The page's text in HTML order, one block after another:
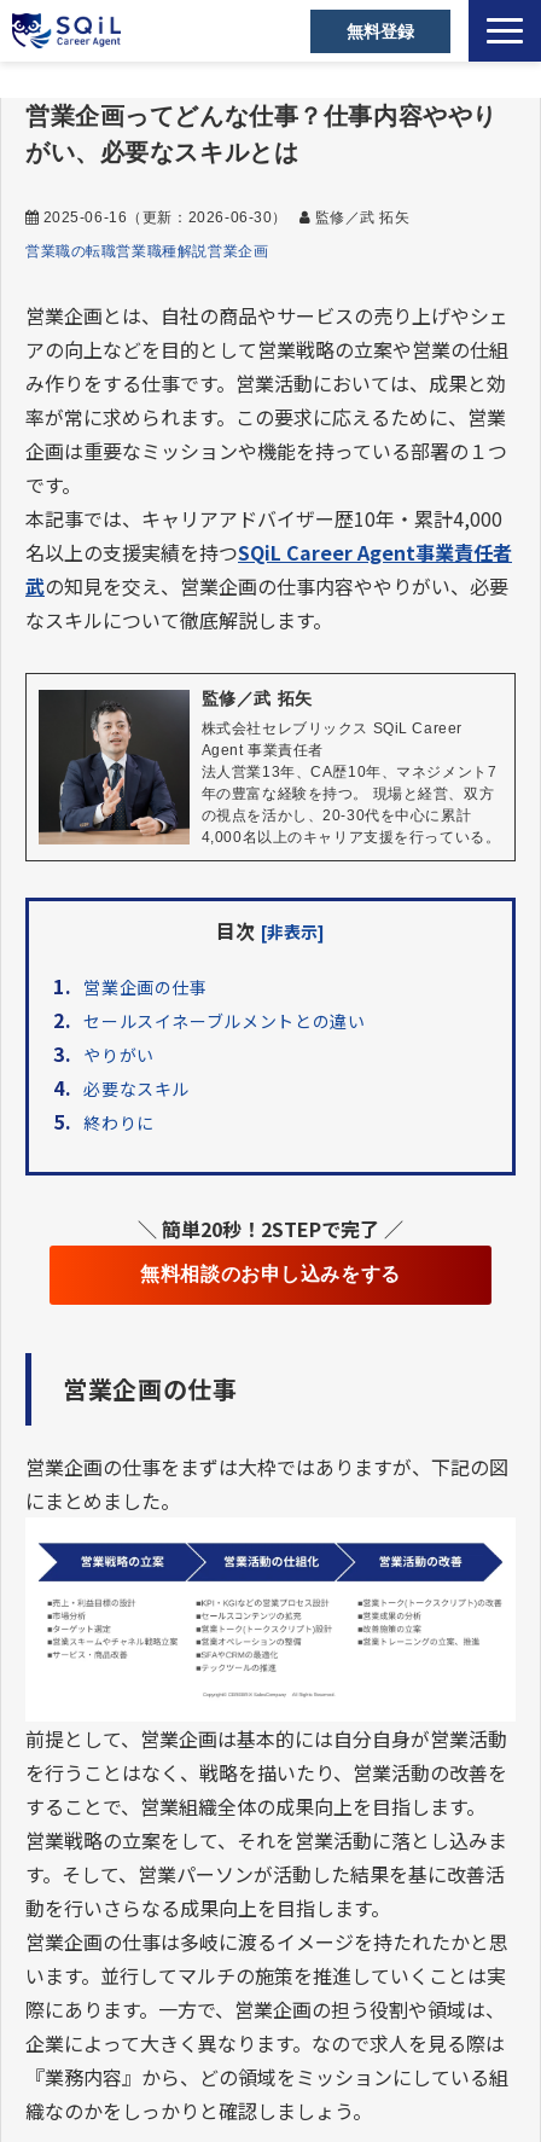
無料登録
キャリアアドバイザー
営業職の転職成功事例
ご利用者の声
営業の転職Tips
お役立ち資料
よくあるご質問
営業企画ってどんな仕事？仕事内容ややり
がい、必要なスキルとは
2025-06-16 （更新： 2026-06-30）
監修／武 拓矢
営業職の転職営業職種解説営業企画
営業企画とは、自社の商品やサービスの売り上げやシェ
アの向上などを目的として営業戦略の立案や営業の仕組
み作りをする仕事です。営業活動においては、成果と効
率が常に求められます。この要求に応えるために、営業
企画は重要なミッションや機能を持っている部署の１つ
です。
本記事では、キャリアアドバイザー歴10年・累計4,000
名以上の支援実績を持つSQiL Career Agent事業責任者
武の知見を交え、営業企画の仕事内容ややりがい、必要
なスキルについて徹底解説します。
監修／武 拓矢
株式会社セレブリックス SQiL Career
Agent 事業責任者
法人営業13年、CA歴10年、マネジメント7
年の豊富な経験を持つ。 現場と経営、双方
の視点を活かし、20-30代を中心に累計
4,000名以上のキャリア支援を行っている。
目次 [非表示]
1. 営業企画の仕事
2. セールスイネーブルメントとの違い
3. やりがい
4. 必要なスキル
5. 終わりに
＼ 簡単20秒！2STEPで完了 ／
無料相談のお申し込みをする
営業企画の仕事
営業企画の仕事をまずは大枠ではありますが、下記の図
にまとめました。
前提として、営業企画は基本的には自分自身が営業活動
を行うことはなく、戦略を描いたり、営業活動の改善を
することで、営業組織全体の成果向上を目指します。
営業戦略の立案をして、それを営業活動に落とし込みま
す。そして、営業パーソンが活動した結果を基に改善活
動を行いさらなる成果向上を目指します。
営業企画の仕事は多岐に渡るイメージを持たれたかと思
います。並行してマルチの施策を推進していくことは実
際にあります。一方で、営業企画の担う役割や領域は、
企業によって大きく異なります。なので求人を見る際は
『業務内容』から、どの領域をミッションにしている組
織なのかをしっかりと確認しましょう。